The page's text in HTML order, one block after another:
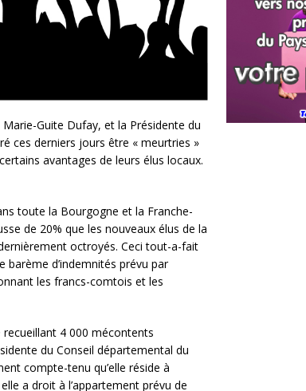
Guite Dufay, et la Présidente du
ces derniers jours être « meurtries »
avantages de leurs élus locaux.
toute la Bourgogne et la Franche-
de 20% que les nouveaux élus de la
octroyés. Ceci tout-a-fait
barème d’indemnités prévu par
les francs-comtois et les
4 000 mécontents
du Conseil départemental du
compte-tenu qu’elle réside à
a droit à l’appartement prévu de